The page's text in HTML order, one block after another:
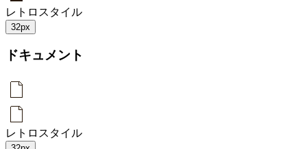
レトロスタイル
32px
ドキュメント
レトロスタイル